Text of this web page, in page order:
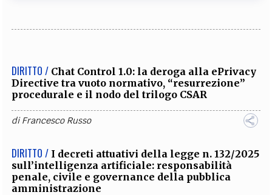
DIRITTO / Chat Control 1.0: la deroga alla ePrivacy
Directive tra vuoto normativo, “resurrezione”
procedurale e il nodo del trilogo CSAR
diFrancesco Russo
DIRITTO / I decreti attuativi della legge n. 132/2025
sull’intelligenza artificiale: responsabilità
penale, civile e governance della pubblica
amministrazione